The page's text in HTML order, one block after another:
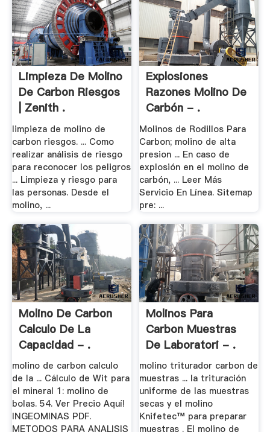
Limpieza De Molino
De Carbon Riesgos
| Zenith .
limpieza de molino de
carbon riesgos. ... Como
realizar análisis de riesgo
para reconocer los peligros
... Limpieza y riesgo para
las personas. Desde el
molino, ...
Explosiones
Razones Molino De
Carbón - .
Molinos de Rodillos Para
Carbon; molino de alta
presion ... En caso de
explosión en el molino de
carbón, ... Leer Más
Servicio En Línea. Sitemap
pre: ...
Molino De Carbon
Calculo De La
Capacidad - .
molino de carbon calculo
de la ... Cálculo de Wit para
el mineral 1: molino de
bolas. 54. Ver Precio Aquí!
INGEOMINAS PDF.
METODOS PARA ANALISIS
Molinos Para
Carbon Muestras
De Laboratori - .
molino triturador carbon de
muestras ... la trituración
uniforme de las muestras
secas y el molino
Knifetec™ para preparar
muestras . El molino de